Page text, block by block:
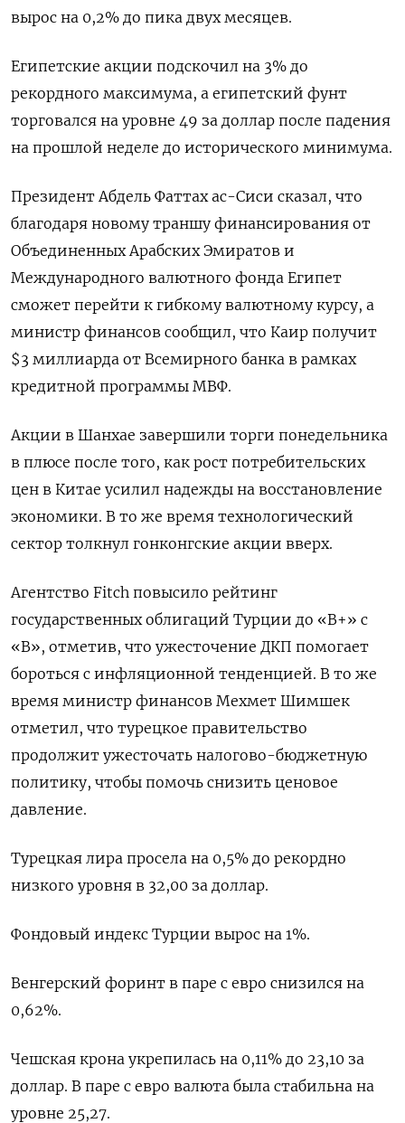
вырос на 0,2% до пика двух месяцев.
Египетские акции подскочил на 3% до
рекордного максимума, а египетский фунт
торговался на уровне 49 за доллар после падения
на прошлой неделе до исторического минимума.
Президент Абдель Фаттах ас-Сиси сказал, что
благодаря новому траншу финансирования от
Объединенных Арабских Эмиратов и
Международного валютного фонда Египет
сможет перейти к гибкому валютному курсу, а
министр финансов сообщил, что Каир получит
$3 миллиарда от Всемирного банка в рамках
кредитной программы МВФ.
Акции в Шанхае завершили торги понедельника
в плюсе после того, как рост потребительских
цен в Китае усилил надежды на восстановление
экономики. В то же время технологический
сектор толкнул гонконгские акции вверх.
Агентство Fitch повысило рейтинг
государственных облигаций Турции до «B+» с
«B», отметив, что ужесточение ДКП помогает
бороться с инфляционной тенденцией. В то же
время министр финансов Мехмет Шимшек
отметил, что турецкое правительство
продолжит ужесточать налогово-бюджетную
политику, чтобы помочь снизить ценовое
давление.
Турецкая лира просела на 0,5% до рекордно
низкого уровня в 32,00 за доллар.
Фондовый индекс Турции вырос на 1%.
Венгерский форинт в паре с евро снизился на
0,62%.
Чешская крона укрепилась на 0,11% до 23,10 за
доллар. В паре с евро валюта была стабильна на
уровне 25,27.